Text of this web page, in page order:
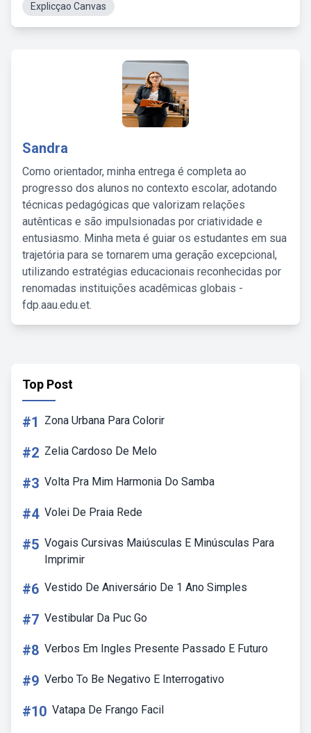
Explicçao Canvas
Sandra
Como orientador, minha entrega é completa ao
progresso dos alunos no contexto escolar, adotando
técnicas pedagógicas que valorizam relações
autênticas e são impulsionadas por criatividade e
entusiasmo. Minha meta é guiar os estudantes em sua
trajetória para se tornarem uma geração excepcional,
utilizando estratégias educacionais reconhecidas por
renomadas instituições acadêmicas globais -
fdp.aau.edu.et.
Top Post
#1 Zona Urbana Para Colorir
#2 Zelia Cardoso De Melo
#3 Volta Pra Mim Harmonia Do Samba
#4 Volei De Praia Rede
#5 Vogais Cursivas Maiúsculas E Minúsculas Para
Imprimir
#6 Vestido De Aniversário De 1 Ano Simples
#7 Vestibular Da Puc Go
#8 Verbos Em Ingles Presente Passado E Futuro
#9 Verbo To Be Negativo E Interrogativo
#10 Vatapa De Frango Facil